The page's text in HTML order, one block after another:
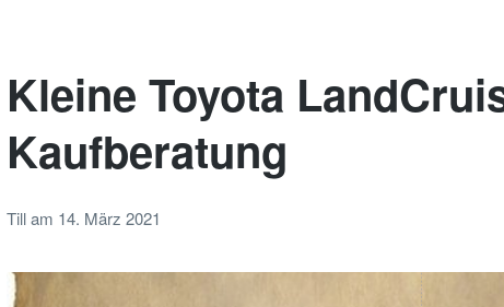
Kleine Toyota
Kaufberatung
Tillam 14. März 2021